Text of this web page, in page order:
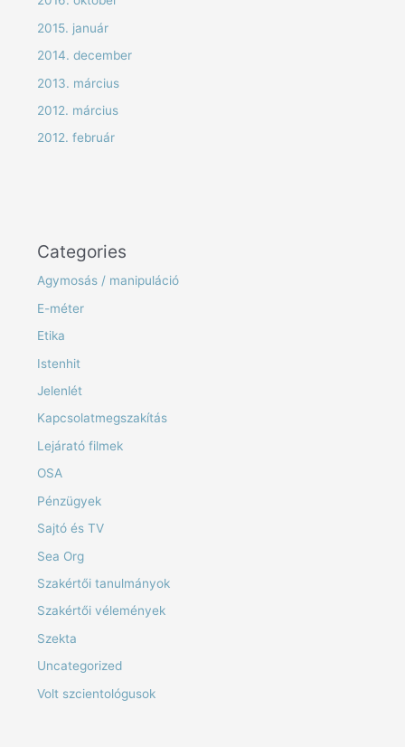
2015. január
2014. december
2013. március
2012. március
2012. február
Categories
Agymosás / manipuláció
E-méter
Etika
Istenhit
Jelenlét
Kapcsolatmegszakítás
Lejárató filmek
OSA
Pénzügyek
Sajtó és TV
Sea Org
Szakértői tanulmányok
Szakértői vélemények
Szekta
Uncategorized
Volt szcientológusok